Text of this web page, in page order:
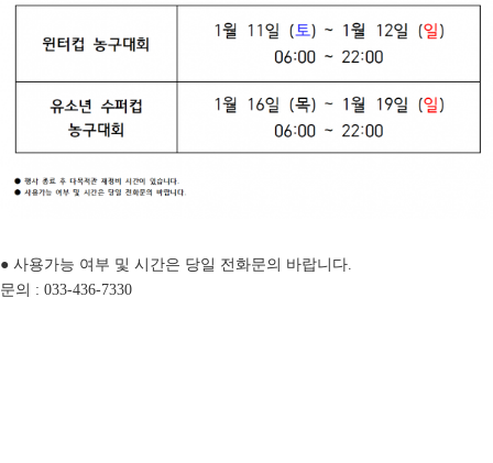
● 사용가능 여부 및 시간은 당일 전화문의 바랍니다.
문의 : 033-436-7330